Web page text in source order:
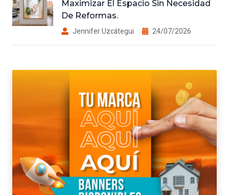
Maximizar El Espacio Sin Necesidad
De Reformas.
Jennifer Uzcátegui 24/07/2026